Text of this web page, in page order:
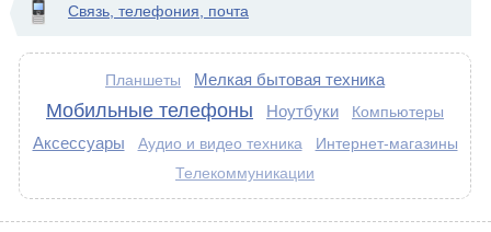
Связь, телефония, почта
Планшеты Мелкая бытовая техника
Мобильные телефоны Ноутбуки Компьютеры
Аксессуары Аудио и видео техника Интернет-магазины
Телекоммуникации